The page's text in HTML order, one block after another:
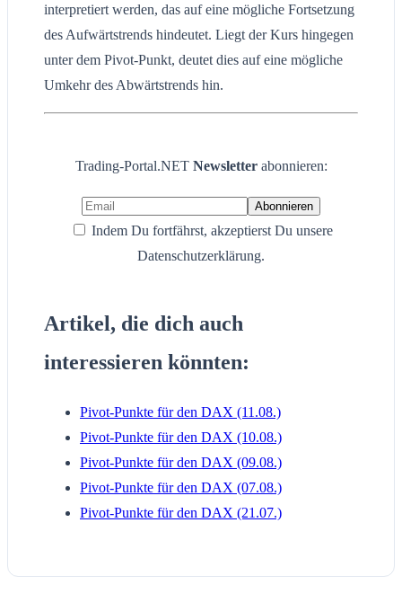
interpretiert werden, das auf eine mögliche Fortsetzung
des Aufwärtstrends hindeutet. Liegt der Kurs hingegen
unter dem Pivot-Punkt, deutet dies auf eine mögliche
Umkehr des Abwärtstrends hin.
Trading-Portal.NET Newsletter abonnieren:
Indem Du fortfährst, akzeptierst Du unsere
Datenschutzerklärung.
Artikel, die dich auch
interessieren könnten:
Pivot-Punkte für den DAX (11.08.)
Pivot-Punkte für den DAX (10.08.)
Pivot-Punkte für den DAX (09.08.)
Pivot-Punkte für den DAX (07.08.)
Pivot-Punkte für den DAX (21.07.)